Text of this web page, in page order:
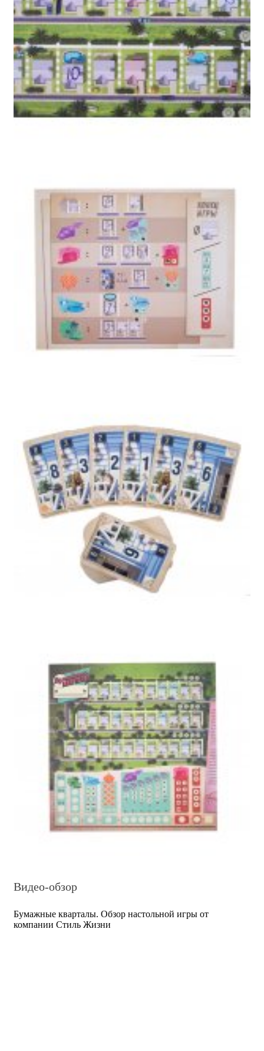
Видео-обзор
Бумажные кварталы. Обзор настольной игры от
компании Стиль Жизни